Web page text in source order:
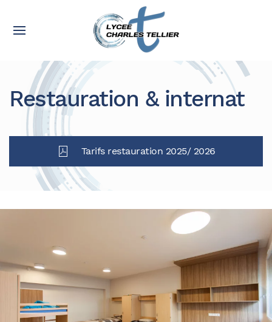
Restauration & internat
Tarifs restauration 2025/ 2026